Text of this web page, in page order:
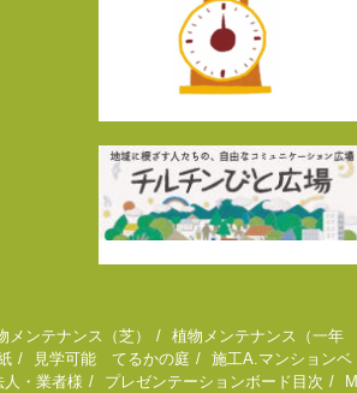
メンテナンス（芝）
植物メンテナンス（一年
見学可能 てるかの庭
施工A.マンションベ
人・業者様 プレゼンテーションボード目次 M